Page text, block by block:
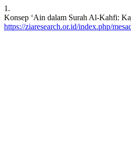
1.
Konsep ‘Ain dalam Surah Al-Kahfi:
https://ziaresearch.or.id/index.php/